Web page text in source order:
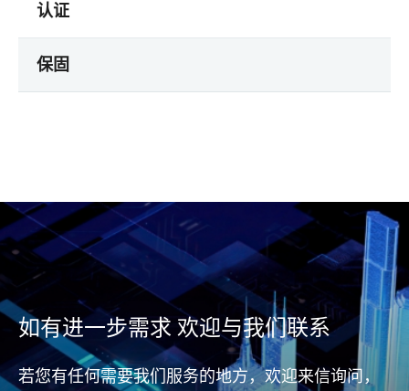
认证
保固
如有进一步需求 欢迎与我们联系
若您有任何需要我们服务的地方，欢迎来信询问，